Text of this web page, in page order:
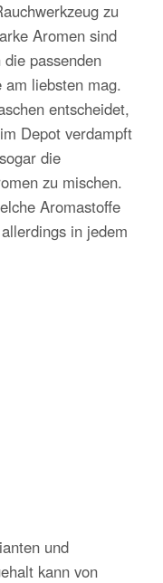
zu
Aromen sind
passenden
liebsten mag.
entscheidet,
Depot verdampft
die
zu mischen.
Aromastoffe
in jedem
und
kann von